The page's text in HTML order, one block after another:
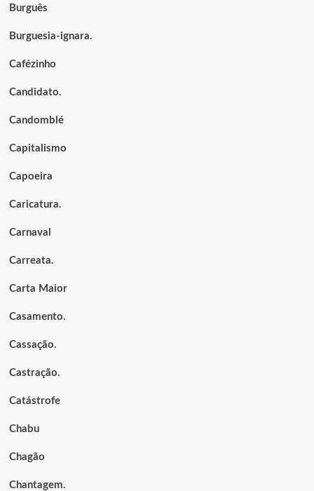
Burguês
Burguesia-ignara.
Cafézinho
Candidato.
Candomblé
Capitalismo
Capoeira
Caricatura.
Carnaval
Carreata.
Carta Maior
Casamento.
Cassação.
Castração.
Catástrofe
Chabu
Chagão
Chantagem.